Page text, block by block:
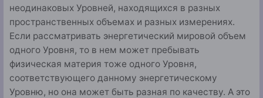
неодинаковых Уровней, находящихся в разных
пространственных объ­емах и разных измерениях.
Если рассматривать энерге­тический мировой объем
одного Уровня, то в нем может пребывать
физическая материя тоже одного Уров­ня,
соответствующего данному энергетическому
Уровню, но она может быть разная по качеству. А это